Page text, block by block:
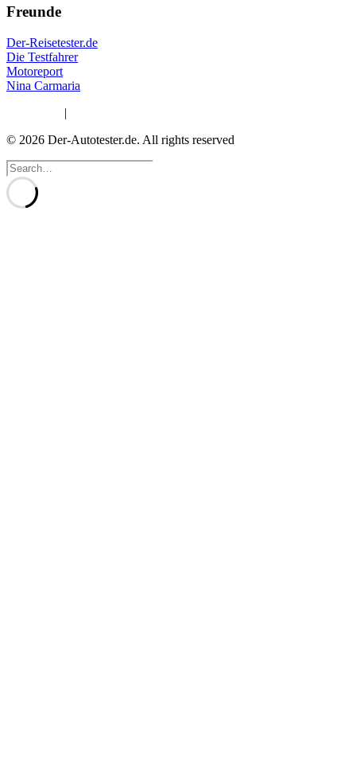
Freunde
Der-Reisetester.de
Die Testfahrer
Motoreport
Nina Carmaria
|
© 2026 Der-Autotester.de. All rights reserved